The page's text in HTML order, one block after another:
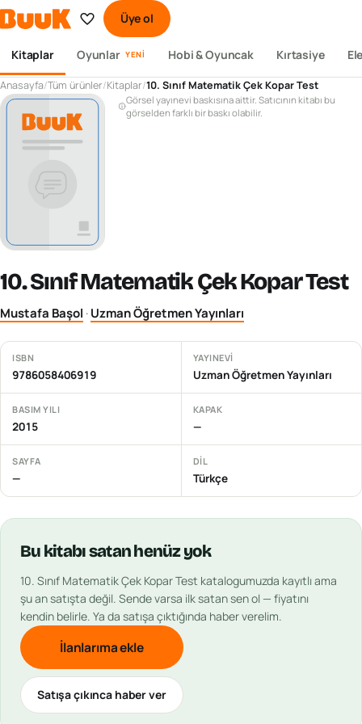
Üye ol
Kitaplar Oyunlar YENI Hobi & Oyuncak Kırtasiye
Anasayfa/Tüm ürünler/Kitaplar/10. Sınıf Matematik Çek Kopar Test
Görsel yayınevi baskısına aittir. Satıcının kitabı bu
görselden farklı bir baskı olabilir.
10. Sınıf Matematik Çek Kopar Test
Mustafa Başol ·Uzman Öğretmen Yayınları
ISBN
9786058406919
YAYINEVI
Uzman Öğretmen Yayınları
BASIM YILI
2015
KAPAK
—
SAYFA
—
DIL
Türkçe
Bu kitabısatan henüz yok
10. Sınıf Matematik Çek Kopar Test katalogumuzda kayıtlı ama
şu an satışta değil. Sende varsa ilk satan sen ol — fiyatını
kendin belirle. Ya da satışa çıktığında haber verelim.
İlanlarıma ekle
Satışa çıkınca haber ver